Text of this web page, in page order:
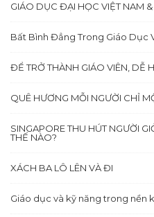
GIÁO DỤC ĐẠI HỌC VIỆT NAM
Bất Bình Đẳng Trong Giáo Dục
ĐỂ TRỞ THÀNH GIÁO VIÊN, DỄ
QUÊ HƯƠNG MỖI NGƯỜI CHỈ
SINGAPORE THU HÚT NGƯỜI
THẾ NÀO?
XÁCH BA LÔ LÊN VÀ ĐI
Giáo dục và kỹ năng trong nền